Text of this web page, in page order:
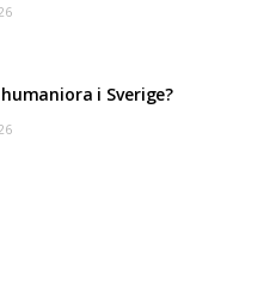
i Sverige?